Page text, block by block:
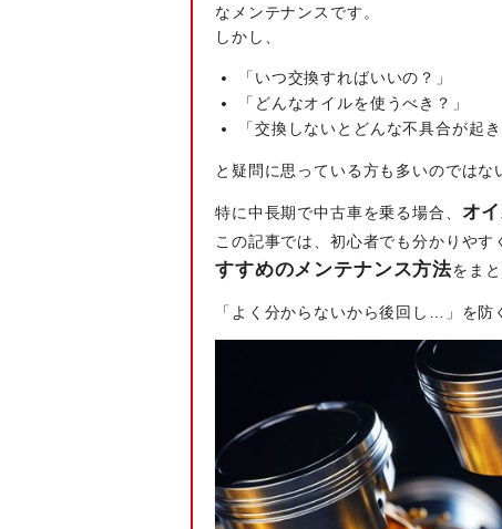
なメンテナンスです。
しかし、
「いつ交換すればいいの？」
「どんなオイルを使うべき？」
「交換しないとどんな不具合が起き
と疑問に思っている方も多いのではな
特に中⾧期で中古車を乗る場合、 オ
この記事では、初心者でも分かりやす
すすめのメンテナンス方法をま
「よく分からないから後回し…」を防